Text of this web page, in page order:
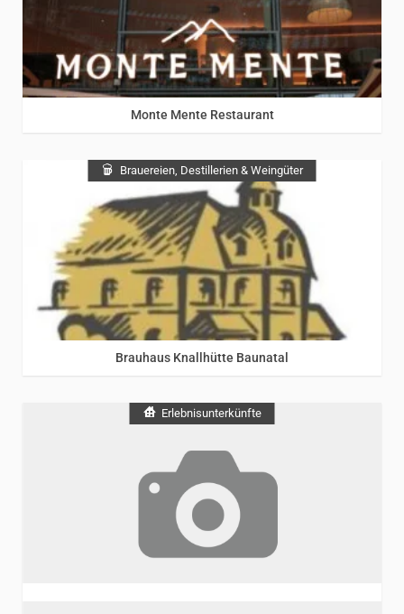
Monte Mente Restaurant
Brauereien, Destillerien & Weingüter
Brauhaus Knallhütte Baunatal
Erlebnisunterkünfte